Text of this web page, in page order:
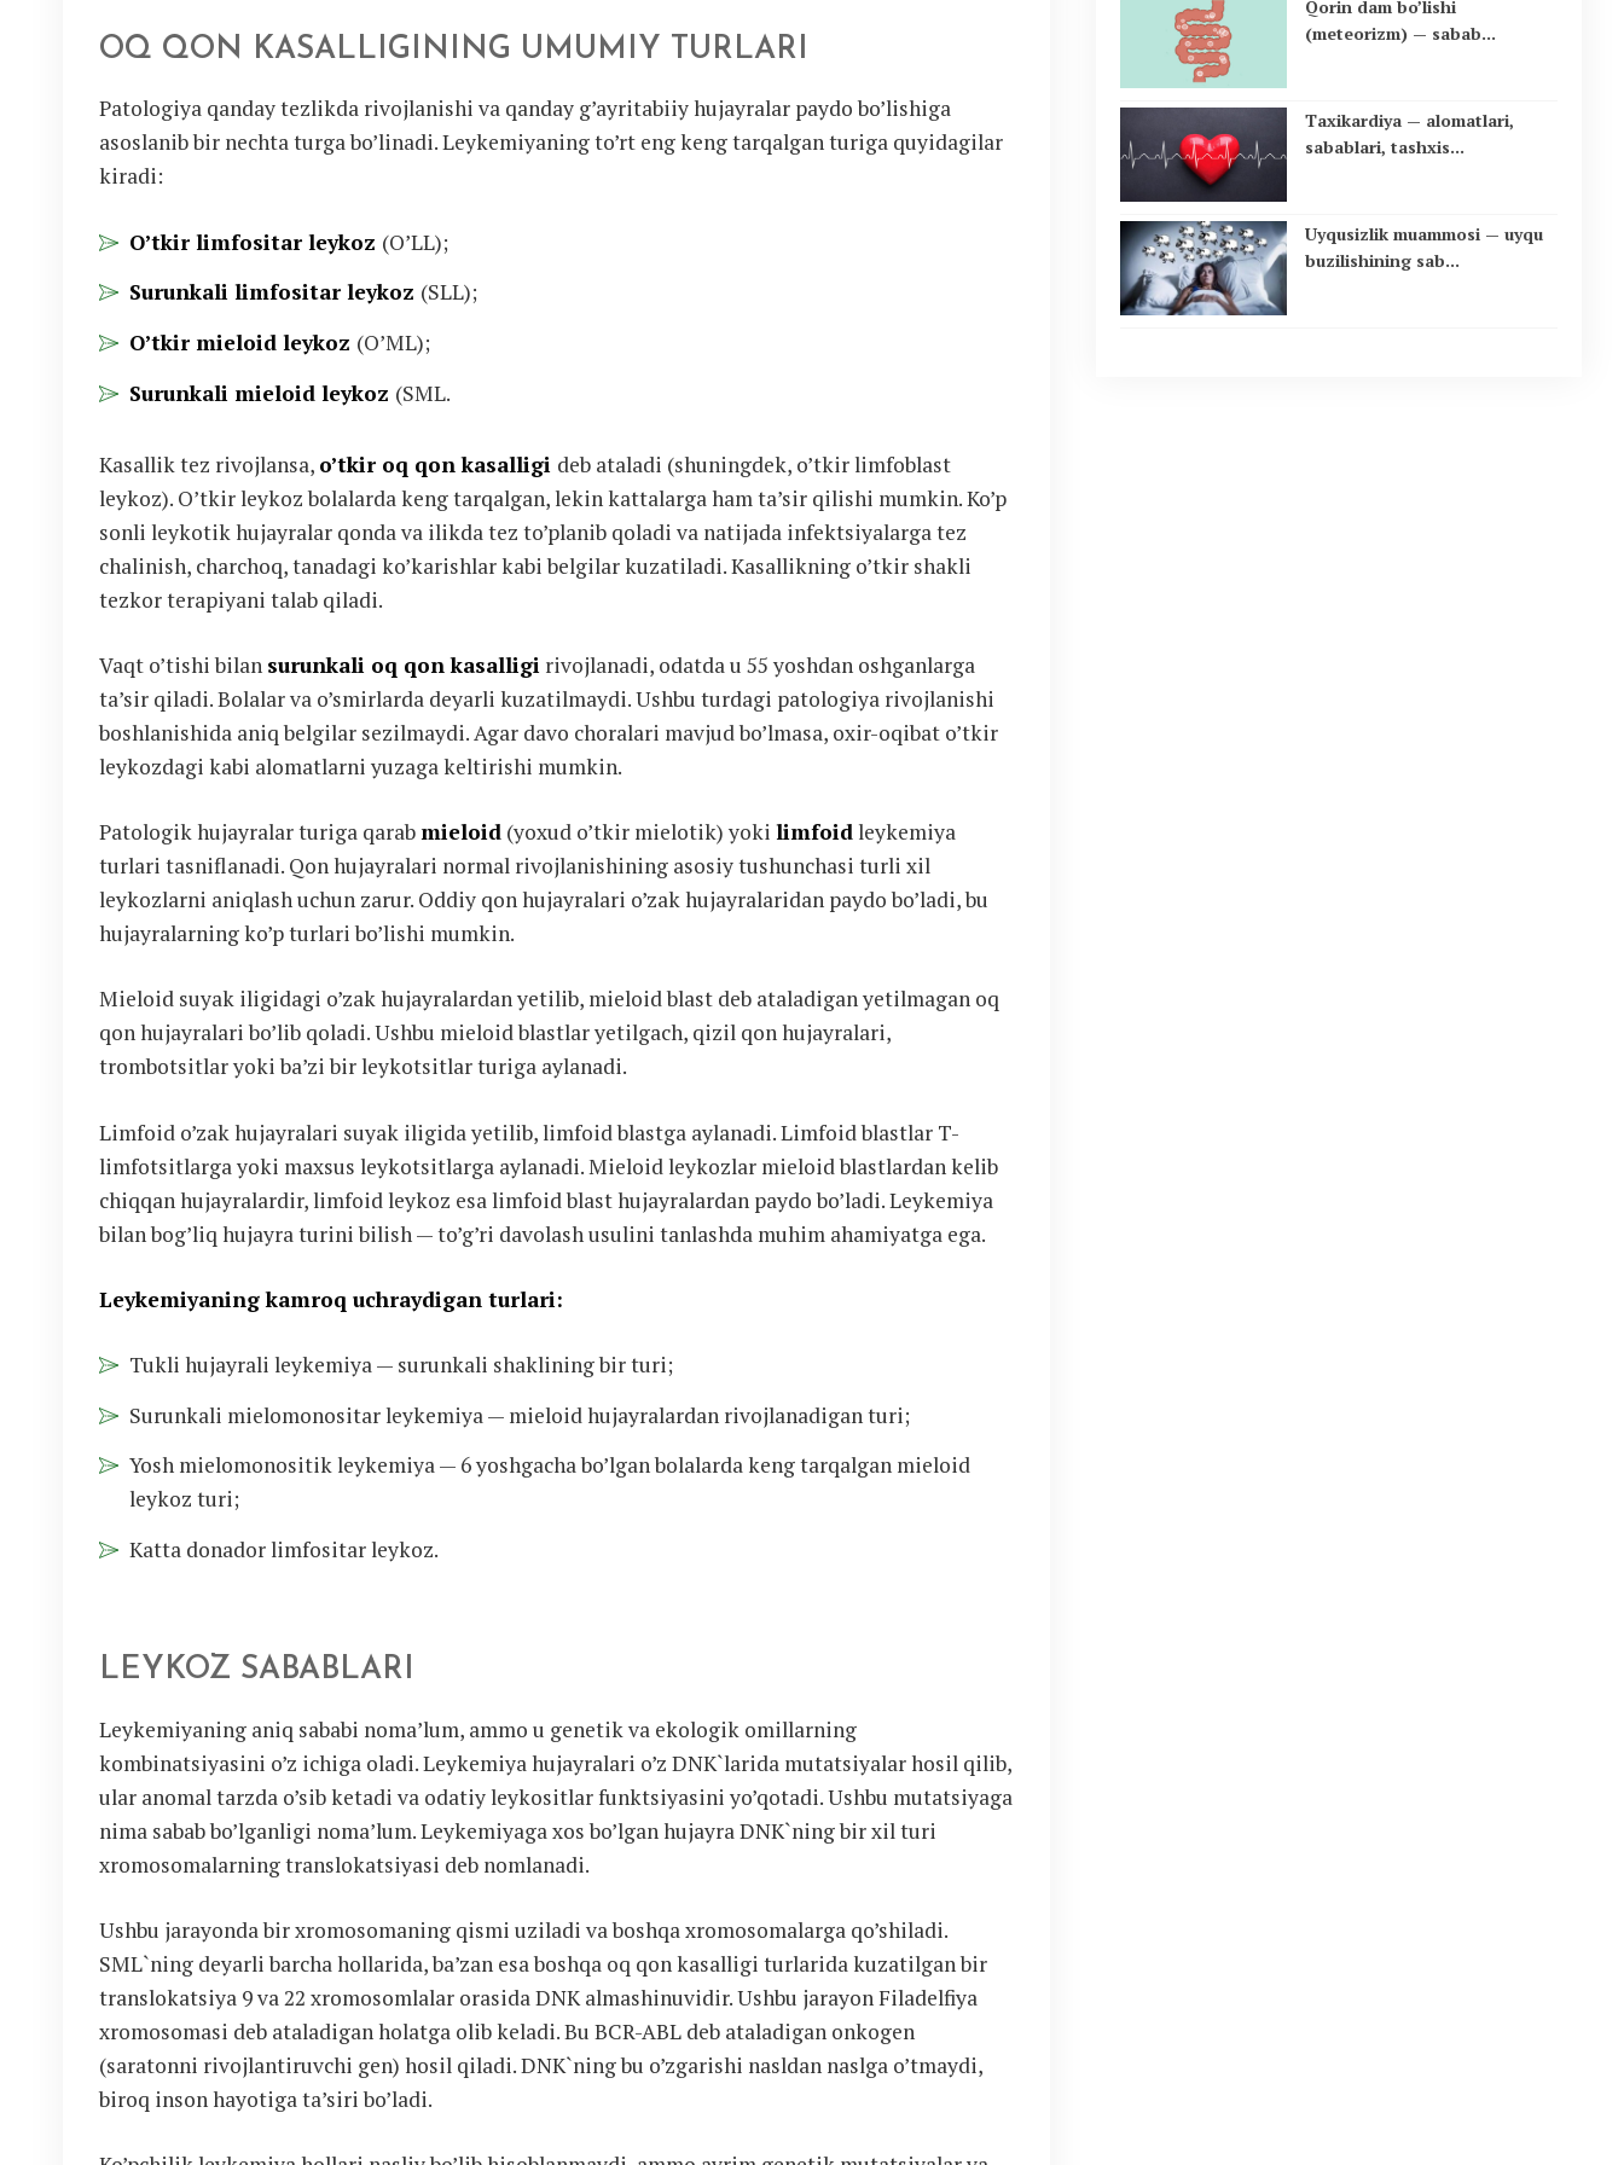
OQ QON KASALLIGINING UMUMIY TURLARI
Patologiya qanday tezlikda rivojlanishi va qanday g’ayritabiiy hujayralar paydo bo’lishiga
asoslanib bir nechta turga bo’linadi. Leykemiyaning to’rt eng keng tarqalgan turiga quyidagilar
kiradi:
O’tkir limfositar leykoz (O’LL);
Surunkali limfositar leykoz (SLL);
O’tkir mieloid leykoz (O’ML);
Surunkali mieloid leykoz (SML.
Kasallik tez rivojlansa, o’tkir oq qon kasalligi deb ataladi (shuningdek, o’tkir limfoblast
leykoz). O’tkir leykoz bolalarda keng tarqalgan, lekin kattalarga ham ta’sir qilishi mumkin. Ko’p
sonli leykotik hujayralar qonda va ilikda tez to’planib qoladi va natijada infektsiyalarga tez
chalinish, charchoq, tanadagi ko’karishlar kabi belgilar kuzatiladi. Kasallikning o’tkir shakli
tezkor terapiyani talab qiladi.
Vaqt o’tishi bilan surunkali oq qon kasalligi rivojlanadi, odatda u 55 yoshdan oshganlarga
ta’sir qiladi. Bolalar va o’smirlarda deyarli kuzatilmaydi. Ushbu turdagi patologiya rivojlanishi
boshlanishida aniq belgilar sezilmaydi. Agar davo choralari mavjud bo’lmasa, oxir-oqibat o’tkir
leykozdagi kabi alomatlarni yuzaga keltirishi mumkin.
Patologik hujayralar turiga qarabmieloid (yoxud o’tkir mielotik) yokilimfoidleykemiya
turlari tasniflanadi. Qon hujayralari normal rivojlanishining asosiy tushunchasi turli xil
leykozlarni aniqlash uchun zarur. Oddiy qon hujayralari o’zak hujayralaridan paydo bo’ladi, bu
hujayralarning ko’p turlari bo’lishi mumkin.
Mieloid suyak iligidagi o’zak hujayralardan yetilib, mieloid blast deb ataladigan yetilmagan oq
qon hujayralari bo’lib qoladi. Ushbu mieloid blastlar yetilgach, qizil qon hujayralari,
trombotsitlar yoki ba’zi bir leykotsitlar turiga aylanadi.
Limfoid o’zak hujayralari suyak iligida yetilib, limfoid blastga aylanadi. Limfoid blastlar T-
limfotsitlarga yoki maxsus leykotsitlarga aylanadi. Mieloid leykozlar mieloid blastlardan kelib
chiqqan hujayralardir, limfoid leykoz esa limfoid blast hujayralardan paydo bo’ladi. Leykemiya
bilan bog’liq hujayra turini bilish — to’g’ri davolash usulini tanlashda muhim ahamiyatga ega.
Leykemiyaning kamroq uchraydigan turlari:
Tukli hujayrali leykemiya — surunkali shaklining bir turi;
Surunkali mielomonositar leykemiya — mieloid hujayralardan rivojlanadigan turi;
Yosh mielomonositik leykemiya — 6 yoshgacha bo’lgan bolalarda keng tarqalgan mieloid
leykoz turi;
Katta donador limfositar leykoz.
LEYKOZ SABABLARI
Leykemiyaning aniq sababi noma’lum, ammo u genetik va ekologik omillarning
kombinatsiyasini o’z ichiga oladi. Leykemiya hujayralari o’z DNK`larida mutatsiyalar hosil qilib,
ular anomal tarzda o’sib ketadi va odatiy leykositlar funktsiyasini yo’qotadi. Ushbu mutatsiyaga
nima sabab bo’lganligi noma’lum. Leykemiyaga xos bo’lgan hujayra DNK`ning bir xil turi
xromosomalarning translokatsiyasi deb nomlanadi.
Ushbu jarayonda bir xromosomaning qismi uziladi va boshqa xromosomalarga qo’shiladi.
SML`ning deyarli barcha hollarida, ba’zan esa boshqa oq qon kasalligi turlarida kuzatilgan bir
translokatsiya 9 va 22 xromosomlalar orasida DNK almashinuvidir. Ushbu jarayon Filadelfiya
xromosomasi deb ataladigan holatga olib keladi. Bu BCR-ABL deb ataladigan onkogen
(saratonni rivojlantiruvchi gen) hosil qiladi. DNK`ning bu o’zgarishi nasldan naslga o’tmaydi,
biroq inson hayotiga ta’siri bo’ladi.
Qorin dam bo’lishi
(meteorizm) — sabab...
Taxikardiya — alomatlari,
sabablari, tashxis...
Uyqusizlik muammosi — uyqu
buzilishining sab...